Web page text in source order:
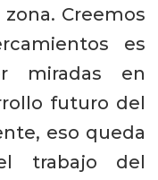
Creemos
es
miradas en
futuro del
eso queda
trabajo del